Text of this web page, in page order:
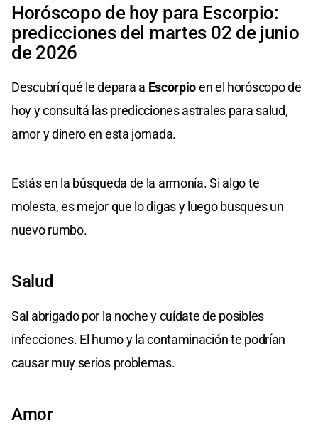
Horóscopo de hoy para Escorpio:
predicciones del martes 02 de junio
de 2026
Descubrí qué le depara a Escorpioen el horóscopo de
hoy y consultá las predicciones astrales para salud,
amor y dinero en esta jornada.
Estás en la búsqueda de la armonía. Si algo te
molesta, es mejor que lo digas y luego busques un
nuevo rumbo.
Salud
Sal abrigado por la noche y cuídate de posibles
infecciones. El humo y la contaminación te podrían
causar muy serios problemas.
Amor